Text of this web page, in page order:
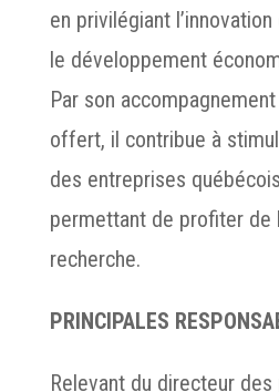
en privilégiant
le développement
Par son
offert, il contribue à
des entreprises
permettant de profiter de
recherche.
PRINCIPALES
Relevant du directeur